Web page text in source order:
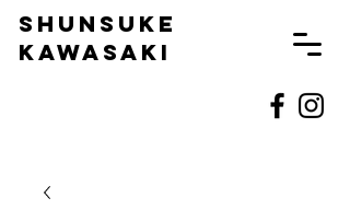
SHUNSUKE
KAWASAKI